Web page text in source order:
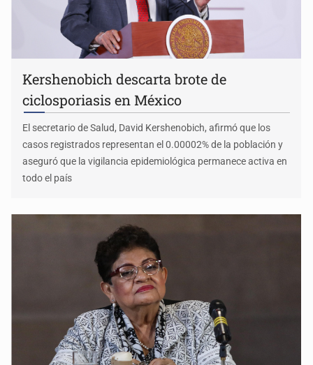
Kershenobich descarta brote de
ciclosporiasis en México
El secretario de Salud, David Kershenobich, afirmó que los
casos registrados representan el 0.00002% de la población y
aseguró que la vigilancia epidemiológica permanece activa en
todo el país